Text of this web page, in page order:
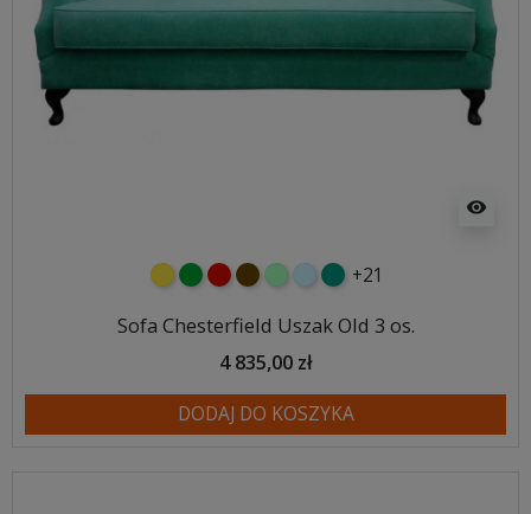
visibility
żółtyzielonyczerwony
czekoladowy
miętowybłękitny
turkusowy
+21
Sofa Chesterfield Uszak Old 3 os.
4 835,00 zł
DODAJ DO KOSZYKA